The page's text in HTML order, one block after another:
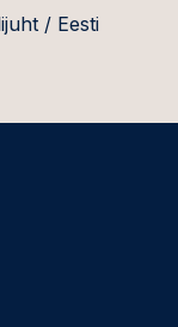
/ Eesti